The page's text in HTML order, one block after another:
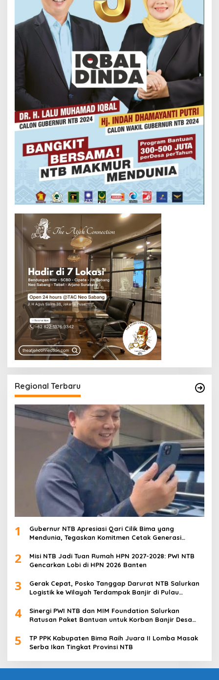
Regional Terbaru
1
Gubernur NTB Apresiasi Qari Cilik Bima yang
Mendunia, Tegaskan Komitmen Cetak Generasi
2
Misi NTB Jadi Tuan Rumah HPN 2027-2028: PWI NTB
Gencarkan Lobi di HPN 2026 Banten
3
Gerak Cepat, Posko Tanggap Darurat NTB Salurkan
Logistik ke Wilayah Terdampak Banjir di Pulau
4
Sinergi PWI NTB dan MIM Foundation Salurkan
Ratusan Paket Bantuan untuk Korban Banjir Desa
5
TP PPK Kabupaten Bima Raih Juara II Lomba Masak
Serba Ikan Tingkat Provinsi NTB